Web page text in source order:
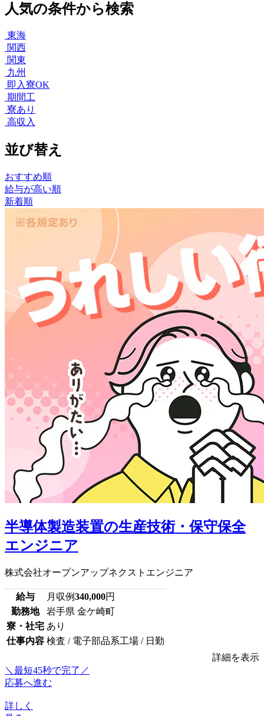
人気の条件から検索
東海
関西
関東
九州
即入寮OK
期間工
寮あり
高収入
並び替え
おすすめ順
給与が高い順
新着順
半導体製造装置の生産技術・保守保全
エンジニア
株式会社オープンアップネクストエンジニア
給与 月収例340,000円
勤務地
岩手県 金ケ崎町
寮・社宅 あり
仕事内容 検査 / 電子部品系工場 / 日勤
詳細を表示
＼最短45秒で完了／
応募へ進む
詳しく